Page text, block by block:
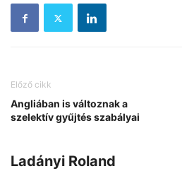
Előző cikk
Angliában is változnak a
szelektív gyűjtés szabályai
Ladányi Roland